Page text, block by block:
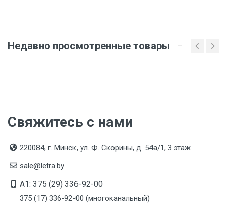
Недавно просмотренные товары
Свяжитесь с нами
220084, г. Минск, ул. Ф. Скорины, д. 54а/1, 3 этаж
sale@letra.by
A1: 375 (29) 336-92-00
375 (17) 336-92-00 (многоканальный)